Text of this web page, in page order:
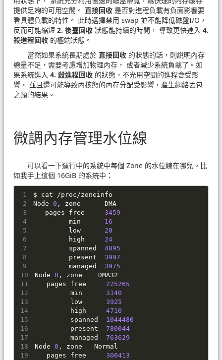
提供足夠的可用空間。 直接回收 是否對進程負載有負面影響要
看具體負載的特性。 此時選擇禁用 swap 並不能降低磁盤I/O，
反而可能縮短 2. 後臺回收 狀態能持續的時間， 導致更快進入 4.
殺進程回收 的極端狀態。
當然如果系統長期處於 直接回收 的狀態的話，則說明內存
總量不足，需要考慮增加物理內存， 或者減少系統負載了。如
果系統進入 4. 殺進程回收 的狀態，不光用空間的進程會受影
響， 並且還可能導致內核態的內存分配受影響，產生網絡丟包
之類的結果。
微調內存管理水位線
可以看一下運行中的系統中每個 Zone 的水位線在哪兒。比
如我手上這個 16GiB 的系統中：
$ cat /proc/zoneinfo
Node 0 , zone      DMA
   pages free
3459
         min
16
         low
20
         high
24
         spanned
4095
         present
3997
         managed
3975
Node 0 , zone    DMA32
   pages free
225265
         min
3140
         low
3925
         high
4710
         spanned
1044480
         present
780044
         managed
763629
Node 0 , zone   Normal
   pages free
300413